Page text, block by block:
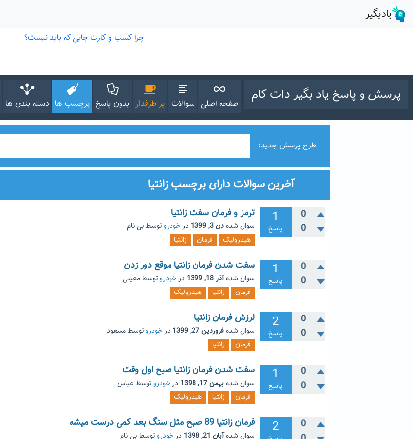
پرسش و پاسخ یاد بگیر دات کام
صفحه اصلی سوالات پر طرفدار بدون پاسخ برچسب ها دسته بندی ها
طرح پرسش جدید:
آخرین سوالات دارای برچسب زانتیا
0
0
1
پاسخ
ترمز و فرمان سفت زانتیا
سوال شدهدی 3, 1399 درخودروتوسط بی نام
هیدرولیک
فرمان زانتیا
0
0
1
پاسخ
سفت شدن فرمان زانتیا موقع دور زدن
سوال شدهآذر 18, 1399 درخودروتوسط معینی
فرمان
زانتیا هیدرولیک
0
0
2
پاسخ
لرزش فرمان زانتیا
سوال شدهفروردین 27, 1399 درخودروتوسط مسعود
فرمان
زانتیا
0
0
1
پاسخ
سفت شدن فرمان زانتیا صبح اول وقت
سوال شدهبهمن 17, 1398 درخودروتوسط عباس
فرمان
زانتیا هیدرولیک
0
2 فرمان زانتیا 89 صبح مثل سنگ بعد کمی درست میشه
سوال شدهآبان 21, 1398 درخودروتوسط بی نام